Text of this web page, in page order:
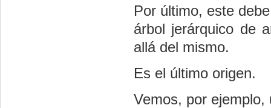
Por último, este
árbol jerárquico de
allá del mismo.
Es el último origen.
Vemos, por